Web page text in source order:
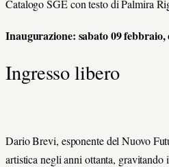
Catalogo SGE con testo di Palmira
Inaugurazione: sabato 09 febbraio,
Ingresso libero
Dario Brevi, esponente del Nuovo
artistica negli anni ottanta,